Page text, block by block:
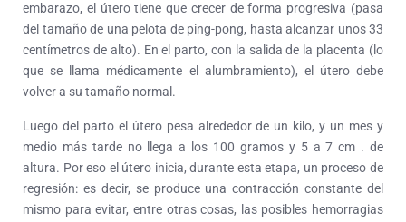
embarazo, el útero tiene que crecer de forma progresiva (pasa
del tamaño de una pelota de ping-pong, hasta alcanzar unos 33
centímetros de alto). En el parto, con la salida de la placenta (lo
que se llama médicamente el alumbramiento), el útero debe
volver a su tamaño normal.
Luego del parto el útero pesa alrededor de un kilo, y un mes y
medio más tarde no llega a los 100 gramos y 5 a 7 cm . de
altura. Por eso el útero inicia, durante esta etapa, un proceso de
regresión: es decir, se produce una contracción constante del
mismo para evitar, entre otras cosas, las posibles hemorragias